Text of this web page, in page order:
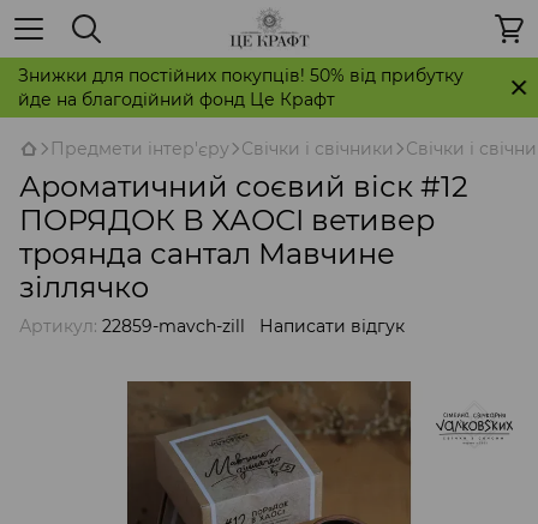
Знижки для постійних покупців! 50% від прибутку
йде на благодійний фонд Це Крафт
Предмети інтер'єру Свічки і свічники Свічки і
Ароматичний соєвий віск #12
ПОРЯДОК В ХАОСІ ветивер
троянда сантал Мавчине
зіллячко
Артикул: 22859-mavch-zill Написати відгук